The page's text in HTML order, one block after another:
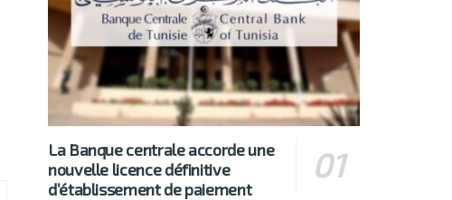
La Banque centrale accorde une
nouvelle licence définitive
d’établissement de paiement